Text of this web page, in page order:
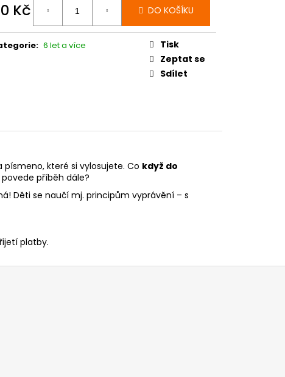
Kč DO KOŠÍKU
: 6 let a více
Tisk
Zeptat se
Sdílet
které si vylosujete. Co když do
příběh dále?
Děti se naučí mj. principům vyprávění – s
platby.